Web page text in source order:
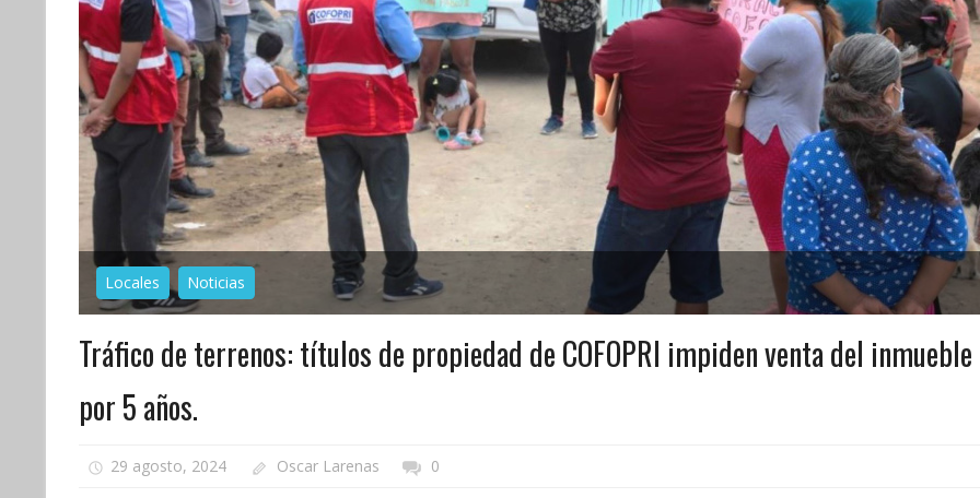
Locales Noticias
Tráfico de terrenos: títulos de propiedad de COFOPRI impiden venta del inmueble
por 5 años.
29 agosto, 2024 Oscar Larenas 0